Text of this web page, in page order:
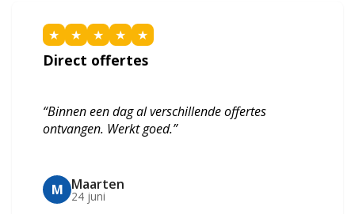
★ ★ ★ ★ ★
Direct offertes
“Binnen een dag al verschillende offertes
ontvangen. Werkt goed.”
M Maarten
24 juni